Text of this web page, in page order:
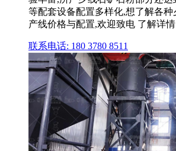
等配套设备配置多样化,想了解各
产线价格与配置,欢迎致电 了解详情
联系电话: 180 3780 8511